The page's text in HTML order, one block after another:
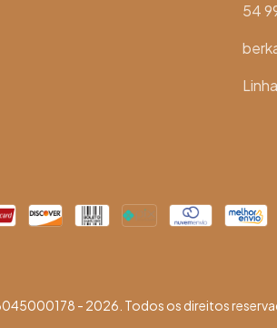
54
- 2026. Todos os direitos